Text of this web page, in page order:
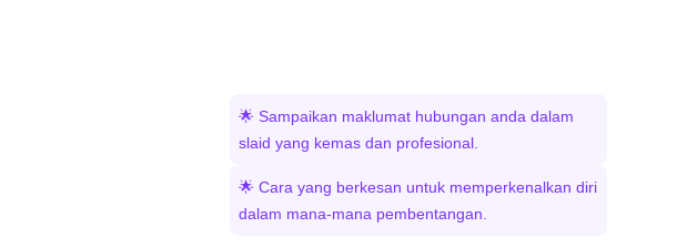
🌟 Sampaikan maklumat hubungan anda dalam
slaid yang kemas dan profesional.
🌟 Cara yang berkesan untuk memperkenalkan diri
dalam mana-mana pembentangan.